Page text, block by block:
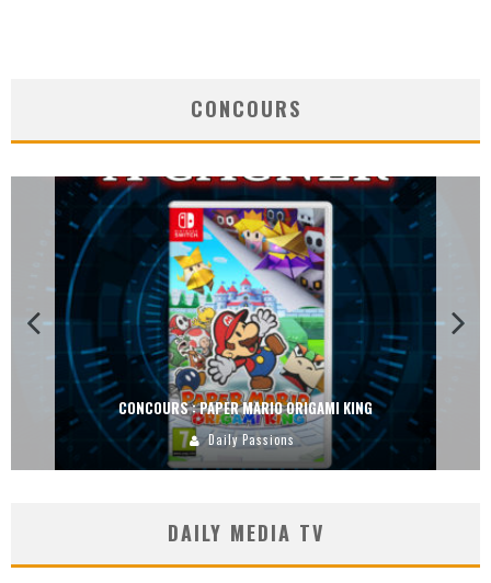
CONCOURS
CONCOURS : PAPER MARIO ORIGAMI KING
Daily Passions
DAILY MEDIA TV